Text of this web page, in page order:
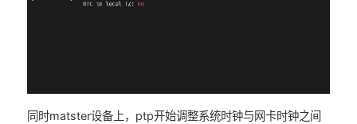
同时matster设备上，ptp开始调整系统时钟与网卡时钟之间